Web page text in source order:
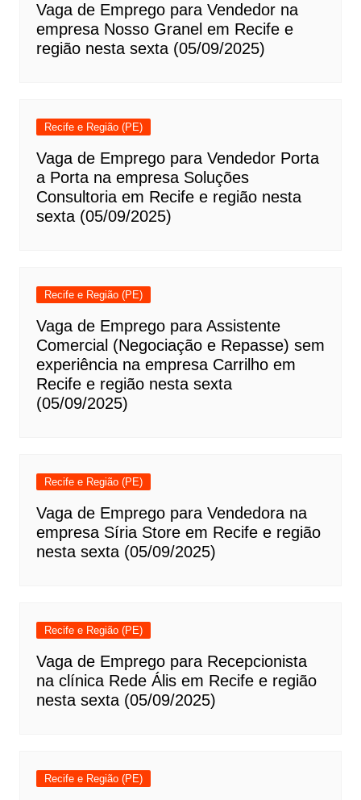
Vaga de Emprego para Vendedor na
empresa Nosso Granel em Recife e
região nesta sexta (05/09/2025)
Recife e Região (PE)
Vaga de Emprego para Vendedor Porta
a Porta na empresa Soluções
Consultoria em Recife e região nesta
sexta (05/09/2025)
Recife e Região (PE)
Vaga de Emprego para Assistente
Comercial (Negociação e Repasse) sem
experiência na empresa Carrilho em
Recife e região nesta sexta
(05/09/2025)
Recife e Região (PE)
Vaga de Emprego para Vendedora na
empresa Síria Store em Recife e região
nesta sexta (05/09/2025)
Recife e Região (PE)
Vaga de Emprego para Recepcionista
na clínica Rede Ális em Recife e região
nesta sexta (05/09/2025)
Recife e Região (PE)